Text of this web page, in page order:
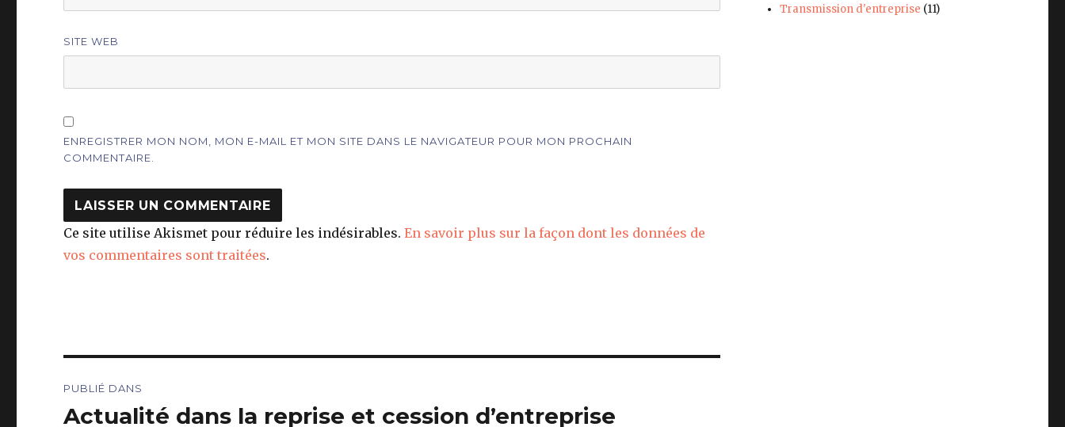
SITE WEB
ENREGISTRER MON NOM, MON E-MAIL ET MON SITE DANS LE NAVIGATEUR POUR MON PROCHAIN
COMMENTAIRE.
Ce site utilise Akismet pour réduire les indésirables.En savoir plus sur la façon dont les données de
vos commentaires sont traitées.
de
PUBLIÉ DANS
Actualité dans la reprise et cession d’entreprise
Transmission d'entreprise (11)